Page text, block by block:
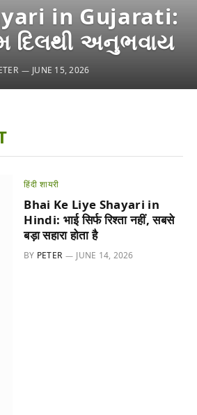
in Gujarati:
દિલથી અનુભવાય
JUNE 15, 2026
हिंदी शायरी
Bhai Ke Liye Shayari in
Hindi: भाई सिर्फ रिश्ता नहीं, सबसे
बड़ा सहारा होता है
BY PETER JUNE 14, 2026